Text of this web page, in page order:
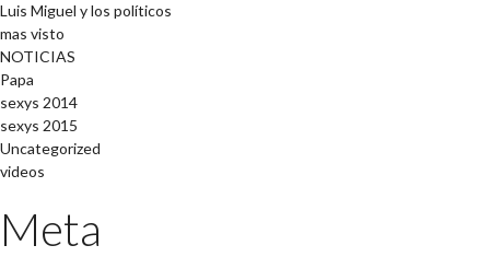
Luis Miguel y los políticos
mas visto
NOTICIAS
Papa
sexys 2014
sexys 2015
Uncategorized
videos
Meta